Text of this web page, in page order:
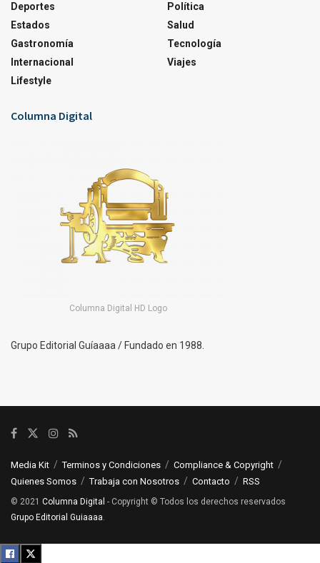
Deportes
Estados
Gastronomía
Internacional
Lifestyle
Política
Salud
Tecnología
Viajes
Columna Digital
Columna Digital HD Logo
Grupo Editorial Guíaaaa / Fundado en 1988.
Media Kit Terminos y Condiciones
Compliance & Copyright
Quienes Somos
Trabaja con Nosotros Contacto RSS
© 2021 Columna Digital - Copyright © Todos los derechos reservados
Grupo Editorial Guiaaaa.